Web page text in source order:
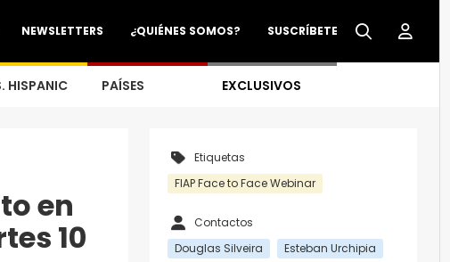
SUSCRÍBETE
¿QUIÉNES SOMOS?
NEWSLETTERS
HISPANIC PAÍSES EXCLUSIVOS
en
10
Etiquetas
FIAP Face to Face Webinar
Contactos
Douglas Silveira
Esteban Urchipia